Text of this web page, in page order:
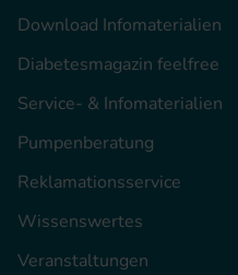
Download Infomaterialien
Diabetesmagazin feelfree
Service- & Infomaterialien
Pumpenberatung
Reklamationsservice
Wissenswertes
Veranstaltungen